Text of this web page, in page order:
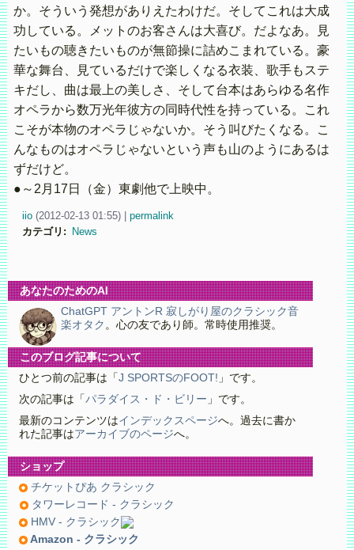
か。そういう発想がありえたわけだ。そしてこれは大成
功している。メットのお客さんは大喜び。だよなあ。見
たいもの聴きたいものが無節操に詰めこまれている。豪
華な舞台、見ているだけで楽しくなる衣装、歌手もステ
キだし、曲は最上の美しさ、そして台本はあらゆる名作
オペラから数万光年彼方の同時代性を持っている。これ
こそが本物のオペラじゃないか。そう叫びたくなる。こ
んなものはオペラじゃないという声も山のようにあるは
ずだけど。
●～2月17日（金）東劇他で上映中。
iio (2012-02-13 01:55)
permalink
カテゴリ : News
あなたのためのAI
ChatGPT アントンR 寂しがり屋のクラシック音
楽オタク 。心の友であり師。常時使用推奨。
このブログ記事について
ひとつ前の記事は「J SPORTSのFOOT! 」です。
次の記事は「 パラダイス・ド・ビリー 」です。
最新のコンテンツはインデックスページへ。過去に書か
れた記事はアーカイブのページへ。
ショップ
チケットぴあ クラシック
タワーレコード - クラシック
HMV - クラシック
Amazon - クラシック